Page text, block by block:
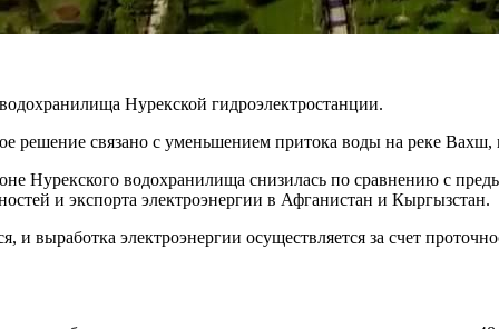
Нурекской гидроэлектростанции.
решение связано с уменьшением притока воды на реке
Нурекского водохранилища снизилась по сравнению с
и экспорта электроэнергии в Афганистан и Кыргызстан.
выработка электроэнергии осуществляется за счет